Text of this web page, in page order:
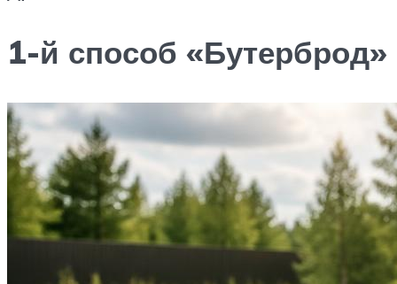
1-й способ «Бутерброд»